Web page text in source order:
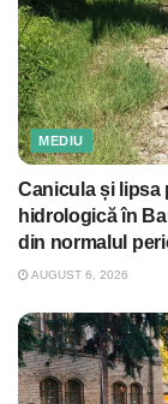
MEDIU
Canicula și lipsa
hidrologică în
din normalul
AUGUST 6, 2026